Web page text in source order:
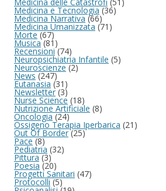
Medicina e Tecnologia(36)
Medicina Narrativa(66)
Medicina Umanizzata (71)
Morte(67)
Musica(81)
Recensioni(74)
Neuropsichiatria Infantile (5)
Neuroscienze(2)
News(247)
Eutanasia (31)
Newsletter (3)
Nurse Science (18)
Nutrizione Artificiale (8)
Oncologia(24)
Ossigeno Terapia Iperbarica (21)
Out Of Border(25)
Pace(8)
Pediatria (32)
Pittura(3)
Poesia (20)
Progetti Sanitari (47)
Protocolli(5)